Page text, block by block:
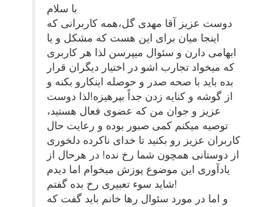
با سلام
دوست عزیز آقا مهدی گل،همه کاربرانی که
اینجا میان برای این هست که مشکل و یا
ابهامی دارن و سئوال میپرسن لذا هر کاربری
که میخواد تجارب اشو در اختیار دیگران قرار
بده باید با صحه صدر و حوصله اینکارو بکنه و
از گوشه و کنایه زدن جداً بپرهیزه!لذا دوست
عزیز و جوان من که عضوی فعال هستید،
توصیه میکنم کمی صبور بوده و رعایت حال
کاربران عزیز رو بکنید تا خدای ناکرده دلخوری
از دوستانی همچون شما رخ نده! در هرحال از
یادآوری این موضوع پوزش میخوام اما دیدم
شاید سوء تعبیری رخ بده گفتم!
و اما در مورد سئوال رها خانم باید گفت که